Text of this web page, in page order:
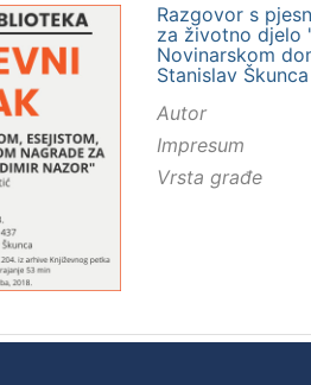
Razgovor s
za životno djelo
Novinarskom
Stanislav Škunca
Autor
Impresum
Vrsta građe